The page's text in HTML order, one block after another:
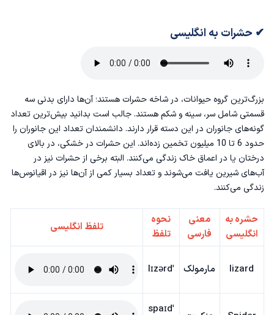
✔ حشرات به انگلیسی
بزرگ‌ترین گروه حیوانات، در شاخه حشرات هستند؛ آن‌ها دارای بدنی سه
قسمتی شامل سر، سینه و شکم هستند. جالب است بدانید بیش‌ترین تعداد
گونه‌های جانوران در این دسته قرار دارند. دانشمندان تعداد این جانوران را
حدود 6 تا 10 میلیون تخمین زده‌اند. این حشرات در خشکی،‌ در بالای
درختان یا در اعماق خاک زندگی می‌کنند. البته برخی از حشرات نیز در
آب‌های شیرین یافت می‌شوند و تعداد بسیار کمی از آن‌ها نیز در اقیانوس‌ها
زندگی می‌کنند.
حشره به
انگلیسی
معنی
فارسی
نحوه
تلفظ
تلفظ انگلیسی
lizard مارمولک ˈlɪzərd
ˈspaɪd